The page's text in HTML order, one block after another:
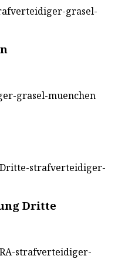
Dritte